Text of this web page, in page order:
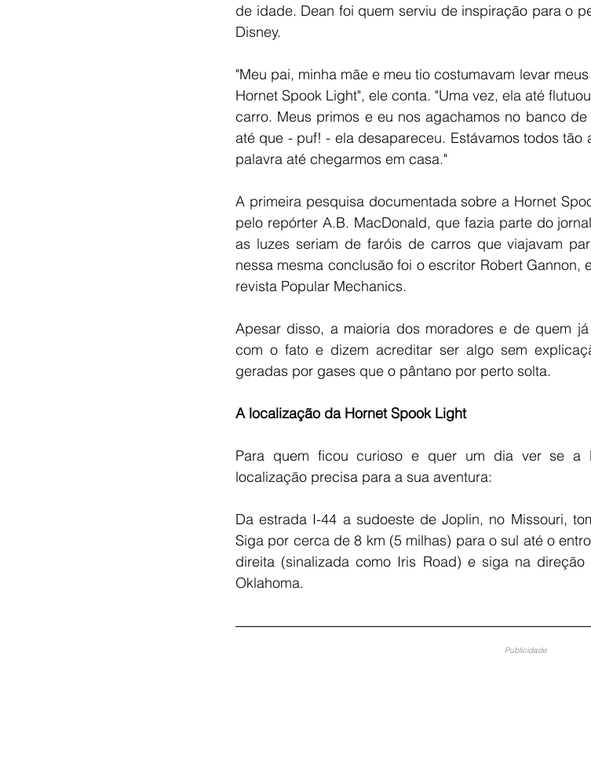
de idade. Dean foi quem serviu de inspiração para o
Disney.
"Meu pai, minha mãe e meu tio costumavam levar
Hornet Spook Light", ele conta. "Uma vez, ela até
carro. Meus primos e eu nos agachamos no banco
até que - puf! - ela desapareceu. Estávamos todos
palavra até chegarmos em casa."
A primeira pesquisa documentada sobre a Hornet
pelo repórter A.B. MacDonald, que fazia parte do
as luzes seriam de faróis de carros que viajavam
nessa mesma conclusão foi o escritor Robert
revista Popular Mechanics.
Apesar disso, a maioria dos moradores e de quem
com o fato e dizem acreditar ser algo sem
geradas por gases que o pântano por perto solta.
A localização da Hornet Spook Light
Para quem ficou curioso e quer um dia ver se a
localização precisa para a sua aventura:
Da estrada I-44 a sudoeste de Joplin, no Missouri,
Siga por cerca de 8 km (5 milhas) para o sul até o
direita (sinalizada como Iris Road) e siga na
Oklahoma.
Publicidade